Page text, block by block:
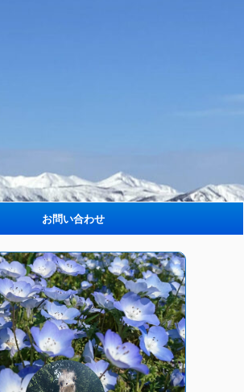
お問い合わせ